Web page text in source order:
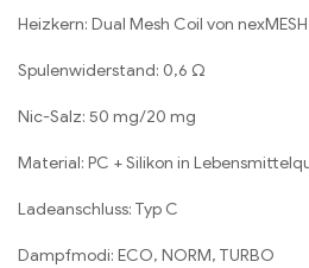
Heizkern: Dual Mesh Coil von
Spulenwiderstand: 0,6 Ω
Nic-Salz: 50 mg/20 mg
Material: PC + Silikon in
Ladeanschluss: Typ C
Dampfmodi: ECO, NORM, TURBO